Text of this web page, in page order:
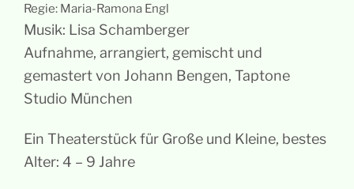
Regie: Maria-Ramona Engl
Musik: Lisa Schamberger
Aufnahme, arrangiert, gemischt und
gemastert von Johann Bengen, Taptone
Studio München
Ein Theaterstück für Große und Kleine, bestes
Alter: 4 – 9 Jahre